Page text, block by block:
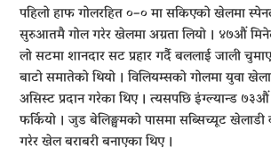
पहिलो हाफ गोलरहित ०–० मा सकिएको खेलमा
सुरुआतमै गोल गरेर खेलमा अग्रता लियो । ४७औं
लो सटमा शानदार सट प्रहार गर्दै बललाई जाली
बाटो समातेको थियो । विलियम्सको गोलमा युवा
असिस्ट प्रदान गरेका थिए । त्यसपछि इंग्ल्यान्ड
फर्कियो । जुड बेलिङ्घमको पासमा सब्सिच्यूट
गरेर खेल बराबरी बनाएका थिए ।